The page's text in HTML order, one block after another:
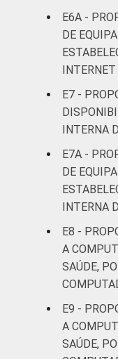
disponível
pergunta
Fonte:
E6A -
DE
INTERNET
E7 -
INTERNA
E7A -
DE
INTERNA
E8 -
A
SAÚDE,
E9 -
A
SAÚDE,